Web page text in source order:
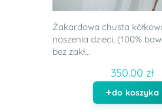
Żakardowa chusta
noszenia dzieci, (100%
bez zakł...
350.00 zł
do koszyka